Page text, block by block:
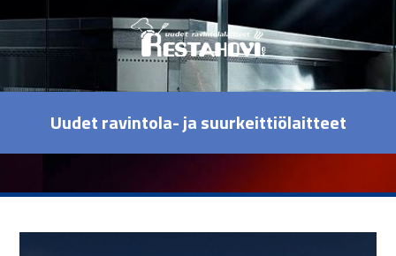
Uudet ravintola- ja suurkeittiölaitteet